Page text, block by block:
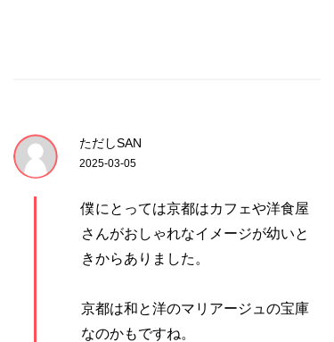
ただしSAN
2025-03-05
僕にとっては京都はカフェや洋食屋
さんがおしゃれなイメージが幼いと
きからありました。
京都は和と洋のマリアージュの宝庫
なのかもですね。